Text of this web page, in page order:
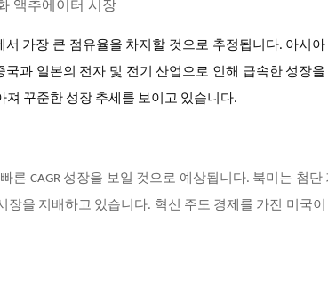
가장 큰 점유율을 차지할 것으로 추정 됩니다. 아시아
과 일본의 전자 및 전기 산업으로 인해 급속한 성장을
꾸준한 성장 추세를 보이고 있습니다.
른 CAGR 성장을 보일 것으로 예상됩니다. 북미는 첨단
을 지배하고 있습니다. 혁신 주도 경제를 가진 미국이